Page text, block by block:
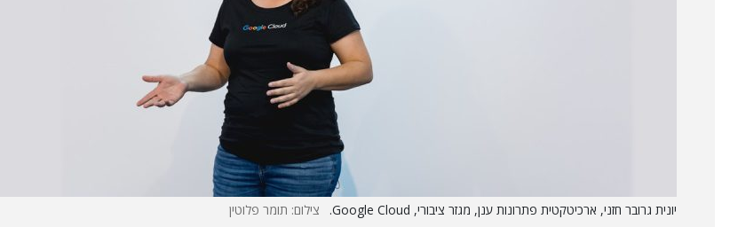
יונית גרובר חזני, ארכיטקטית פתרונות ענן, מגזר ציבורי, Google Cloud. צילום: תומר פלוטין